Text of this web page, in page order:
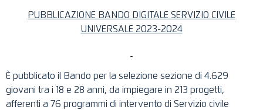
PUBBLICAZIONE BANDO DIGITALE SERVIZIO CIVILE
UNIVERSALE 2023-2024
È pubblicato il Bando per la selezione sezione di 4.629
giovani tra i 18 e 28 anni, da impiegare in 213 progetti,
afferenti a 76 programmi di intervento di Servizio civile